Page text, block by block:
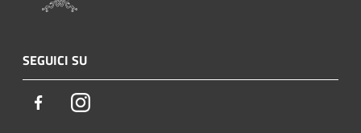
SEGUICI SU
FacebookInstagram